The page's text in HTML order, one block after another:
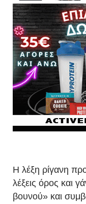
Η λέξη ρίγανη
λέξεις όρος και
βουνού» και